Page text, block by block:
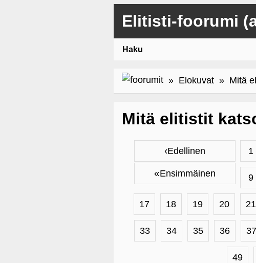
Elitisti-foorumi
Haku
» Elokuvat » Mitä
Mitä elitistit
‹Edellinen
«Ensimmäinen
1
9
17 18 19 20 21
33 34 35 36 37
49